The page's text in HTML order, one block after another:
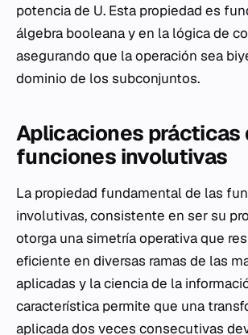
potencia de U. Esta propiedad es
álgebra booleana y en la lógica de
asegurando que la operación sea
dominio de los subconjuntos.
Aplicaciones prácticas
funciones involutivas
La propiedad fundamental de las
involutivas, consistente en ser su
otorga una simetría operativa que
eficiente en diversas ramas de las
aplicadas y la ciencia de la
característica permite que una
aplicada dos veces consecutivas